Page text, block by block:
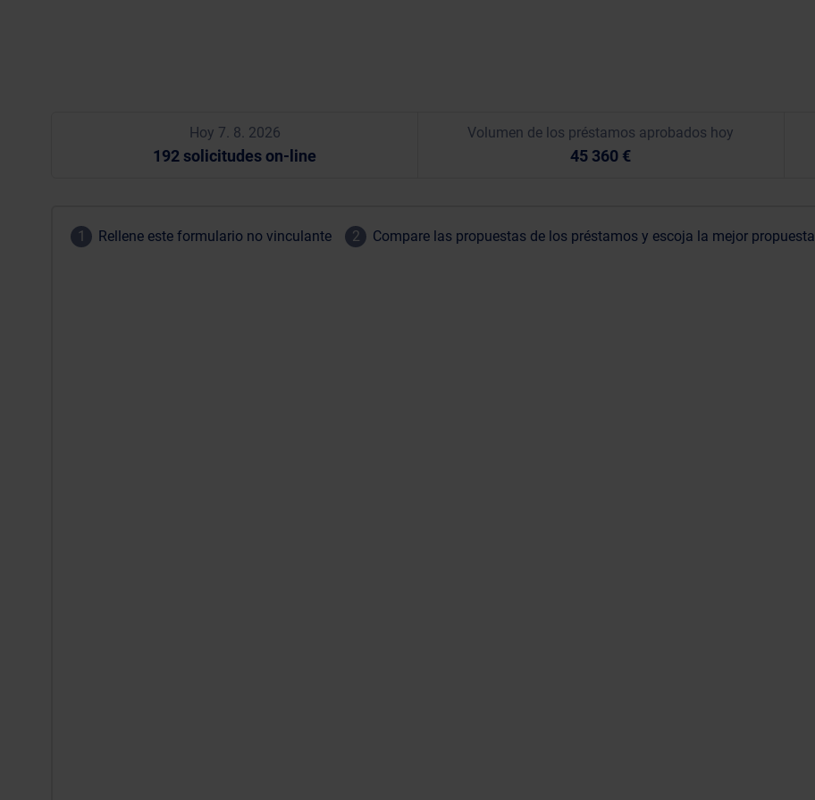
Hoy 7. 8. 2026
192 solicitudes on-line
Volumen de los préstamos aprobados hoy
45 360 €
1 Rellene este formulario no vinculante 2 Compare las propuestas de los préstamos y escoja la mejor propuesta